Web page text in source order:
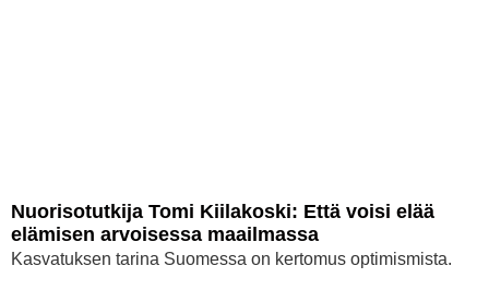
Nuorisotutkija Tomi Kiilakoski: Että voisi elää
elämisen arvoisessa maailmassa
Kasvatuksen tarina Suomessa on kertomus optimismista.